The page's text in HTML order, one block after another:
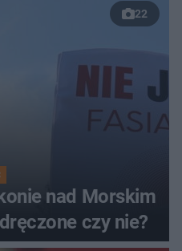
22
nad Morskim
czy nie?